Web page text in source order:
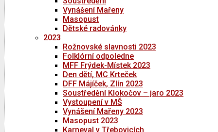
Vynášení Mařeny
Masopust
Dětské radovánky
2023
Rožnovské slavnosti 2023
Folklórní odpoledne
MFF Frýdek-Místek 2023
Den dětí, MC Krteček
DFF Májíček, Zlín 2023
Soustředění Klokočov – jaro 2023
Vystoupení v MŠ
Vynášení Mařeny 2023
Masopust 2023
Karneval v Třebovicích